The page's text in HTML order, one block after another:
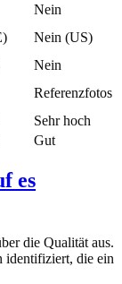
Nein
Nein (US)
Nein
Referenzfotos
Sehr hoch
Gut
es
die Qualität aus.
identifiziert, die ein